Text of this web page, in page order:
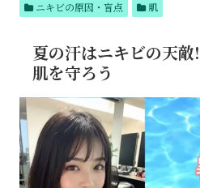
ニキビの原因・盲点 肌
夏の汗はニキビの天
肌を守ろう